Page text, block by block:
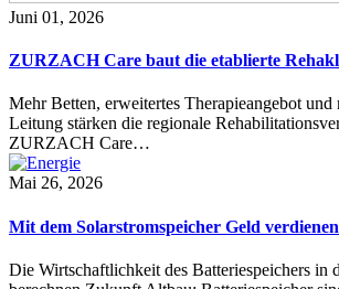
Juni 01, 2026
ZURZACH Care baut die etablierte
Mehr Betten, erweitertes Therapieangebot und
Leitung stärken die regionale
ZURZACH Care…
Mai 26, 2026
Mit dem Solarstromspeicher Geld verdienen
Die Wirtschaftlichkeit des Batteriespeichers in